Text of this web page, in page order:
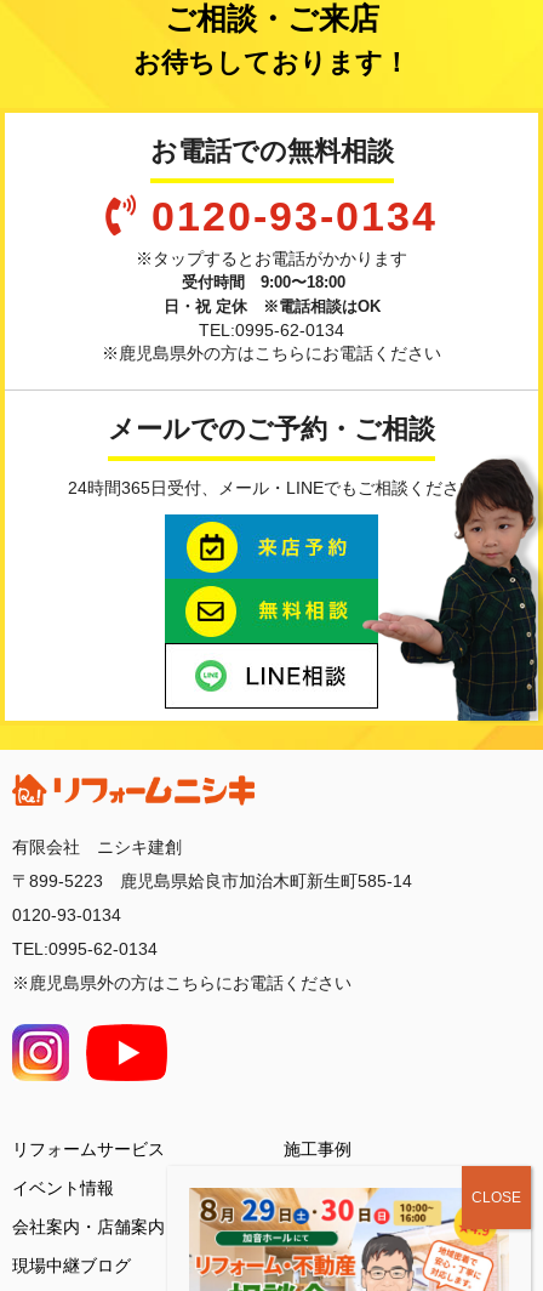
ご相談・ご来店
お待ちしております！
お電話での無料相談
0120-93-0134
※タップするとお電話がかかります
受付時間 9:00〜18:00
日・祝 定休 ※電話相談はOK
TEL:0995-62-0134
※鹿児島県外の方はこちらにお電話ください
メールでのご予約・ご相談
24時間365日受付、メール・LINEでもご相談ください
有限会社 ニシキ建創
〒899-5223 鹿児島県姶良市加治木町新生町585-14
0120-93-0134
TEL:0995-62-0134
※鹿児島県外の方はこちらにお電話ください
リフォームサービス
施工事例
イベント情報
会社案内・店舗案内
お客様の声
現場中継ブログ
基礎知識コラム